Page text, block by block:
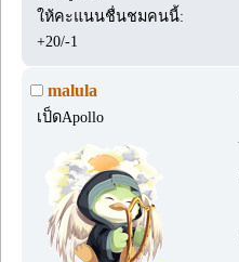
ให้คะแนนชื่นชมคนนี้:
+20/-1
malula
เป็ดApollo